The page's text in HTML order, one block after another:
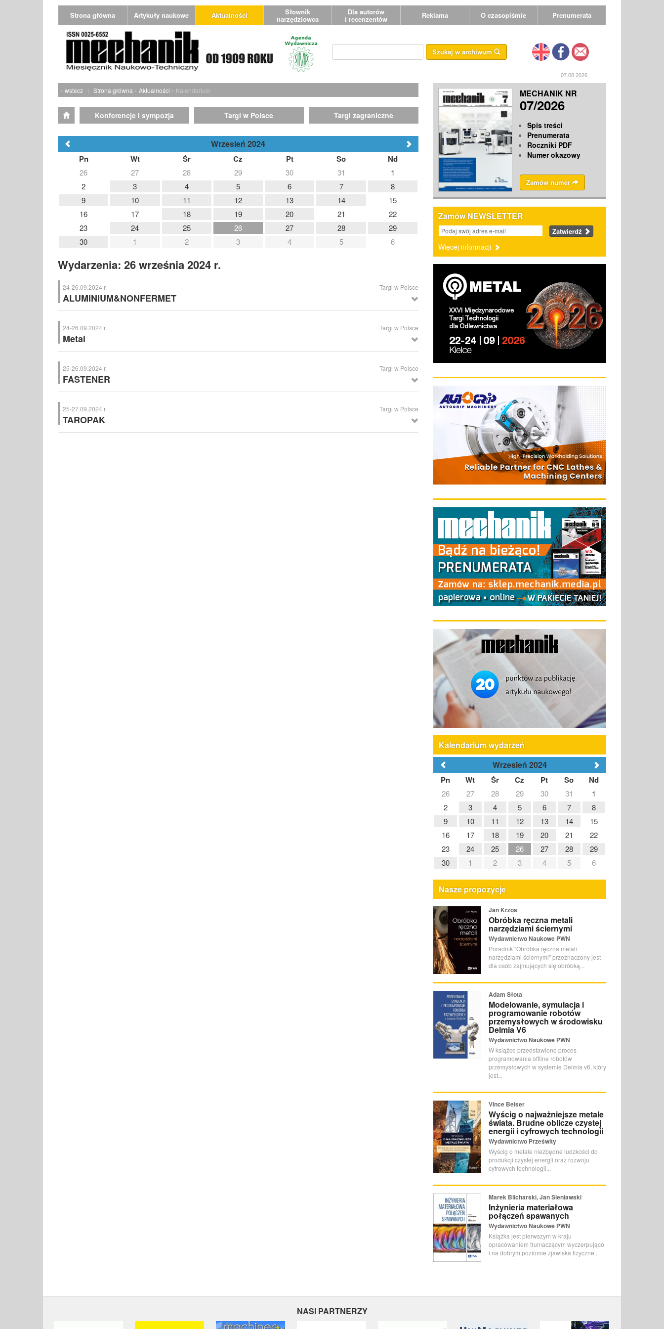
Strona główna Artykuły naukowe Aktualności Słownik
narzędziowca
Dla autorów
i recenzentów Reklama O czasopiśmie Prenumerata
Szukaj w archiwum
07.08.2026
‹ wstecz | Strona główna › Aktualności › Kalendarium
Konferencje i sympozja Targi w Polsce Targi zagraniczne
Wrzesień 2024
Pn Wt Śr Cz Pt So Nd
26 27 28 29 30 31
1
2
3 4 5 6 7
8
9
10 11 12 13 14
15
16
17 18 19 20 21
22
23
24 25 26 27 28
29
30
1 2 3 4 5 6
Wydarzenia: 26 września 2024 r.
24-26.09.2024 r. Targi w Polsce
ALUMINIUM&NONFERMET
ALUMINIUM&NONFERMET– Międzynarodowe Targi Aluminium i Technologii, Materiałów i Produktów Metali Nieżelaznych,
Kielce
24-26.09.2024 r. Targi w Polsce
Metal
Metal– Międzynarodowe Targi Technologii dla Odlewnictwa, Kielce
25-26.09.2024 r. Targi w Polsce
FASTENER
FASTENER– Międzynarodowe Targi Elementów Złącznych i Technik Łączenia, Kraków
25-27.09.2024 r. Targi w Polsce
TAROPAK
TAROPAK– Międzynarodowe Targi Techniki Pakowania i Etykietowania, Poznań
MECHANIK NR
07/2026
Spis treści
Prenumerata
Roczniki PDF
Numer okazowy
Zamów numer
Zamów NEWSLETTER
Zatwierdź
Więcej informacji
Kalendarium wydarzeń
Wrzesień 2024
Pn Wt Śr Cz Pt So Nd
26 27 28 29 30 31
1
2
3 4 5 6 7
8
9
10 11 12 13 14
15
16
17 18 19 20 21
22
23
24 25 26 27 28
29
30
1 2 3 4 5 6
Nasze propozycje
Jan Krzos
Obróbka ręczna metali
narzędziami ściernymi
Wydawnictwo Naukowe PWN
Poradnik "Obróbka ręczna metali
narzędziami ściernymi" przeznaczony jest
dla osób zajmujących się obróbką...
Adam Słota
Modelowanie, symulacja i
programowanie robotów
przemysłowych w środowisku
Delmia V6
Wydawnictwo Naukowe PWN
W książce przedstawiono proces
programowania offline robotów
przemysłowych w systemie Delmia v6, który
jest...
Vince Beiser
Wyścig o najważniejsze metale
świata. Brudne oblicze czystej
energii i cyfrowych technologii
Wydawnictwo Prześwity
Wyścig o metale niezbędne ludzkości do
produkcji czystej energii oraz rozwoju
cyfrowych technologii...
Marek Blicharski, Jan Sieniawski
Inżynieria materiałowa
połączeń spawanych
Wydawnictwo Naukowe PWN
Książka jest pierwszym w kraju
opracowaniem tłumaczącym wyczerpująco
i na dobrym poziomie zjawiska fizyczne...
NASI PARTNERZY